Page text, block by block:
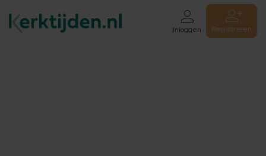
Inloggen Registreren